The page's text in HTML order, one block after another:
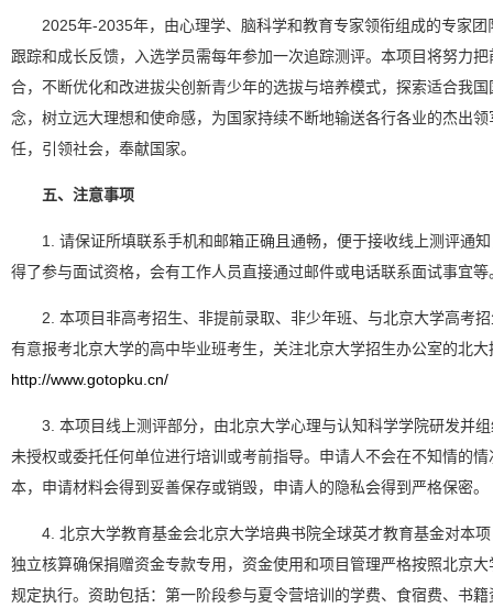
2025年-2035年，由心理学、脑科学和教育专家领衔组成的专家
跟踪和成长反馈，入选学员需每年参加一次追踪测评。本项目将努力
合，不断优化和改进拔尖创新青少年的选拔与培养模式，探索适合我
念，树立远大理想和使命感，为国家持续不断地输送各行各业的杰出
任，引领社会，奉献国家。
五、注意事项
1. 请保证所填联系手机和邮箱正确且通畅，便于接收线上测评通
得了参与面试资格，会有工作人员直接通过邮件或电话联系面试事宜等
2. 本项目非高考招生、非提前录取、非少年班、与北京大学高考
有意报考北京大学的高中毕业班考生，关注北京大学招生办公室的北
http://www.gotopku.cn/
3. 本项目线上测评部分，由北京大学心理与认知科学学院研发并
未授权或委托任何单位进行培训或考前指导。申请人不会在不知情的
本，申请材料会得到妥善保存或销毁，申请人的隐私会得到严格保密。
4. 北京大学教育基金会北京大学培典书院全球英才教育基金对本
独立核算确保捐赠资金专款专用，资金使用和项目管理严格按照北京
规定执行。资助包括：第一阶段参与夏令营培训的学费、食宿费、书